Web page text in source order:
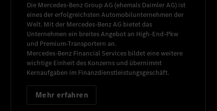
Die Mercedes-Benz Group AG (ehemals Daimler AG) ist
eines der erfolgreichsten Automobilunternehmen der
Welt. Mit der Mercedes-Benz AG bietet das
Unternehmen ein breites Angebot an High-End-Pkw
und Premium-Transportern an.
Mercedes-Benz Financial Services bildet eine weitere
wichtige Einheit des Konzerns und übernimmt
Kernaufgaben im Finanzdienstleistungsgeschäft.
Mehr erfahren